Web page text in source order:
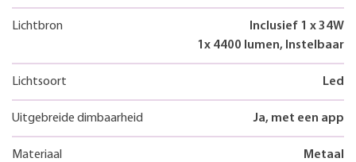
Lichtbron
Inclusief 1 x 34W
1x 4400 lumen, Instelbaar
Lichtsoort Led
Uitgebreide dimbaarheid Ja, met een app
Materiaal Metaal